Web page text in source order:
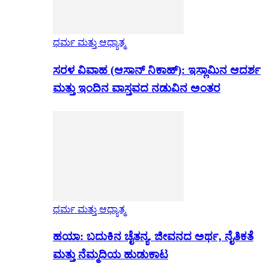
ಧರ್ಮ ಮತ್ತು ಆಧ್ಯಾತ್ಮ
ಸರಳ ವಿವಾಹ (ಆಸಾನ್ ನಿಕಾಹ್): ಇಸ್ಲಾಮಿನ ಆದರ್ಶ
ಮತ್ತು ಇಂದಿನ ವಾಸ್ತವದ ನಡುವಿನ ಅಂತರ
ಧರ್ಮ ಮತ್ತು ಆಧ್ಯಾತ್ಮ
ಹಯಾ: ಬದುಕಿನ ಚೈತನ್ಯ. ಜೀವನದ ಅರ್ಥ, ನೈತಿಕತೆ
ಮತ್ತು ನೆಮ್ಮದಿಯ ಹುಡುಕಾಟ